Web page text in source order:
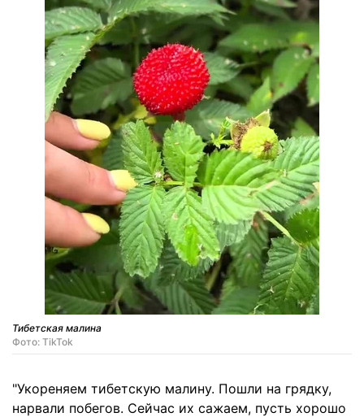
Тибетская малина
Фото: TikTok
"Укореняем тибетскую малину. Пошли на грядку,
нарвали побегов. Сейчас их сажаем, пусть хорошо